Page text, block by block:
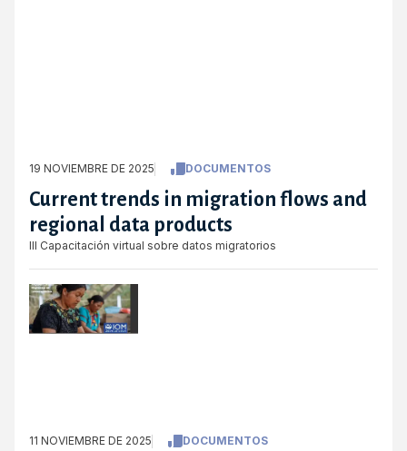
19 NOVIEMBRE DE 2025 DOCUMENTOS
Current trends in migration flows and
regional data products
III Capacitación virtual sobre datos migratorios
11 NOVIEMBRE DE 2025 DOCUMENTOS